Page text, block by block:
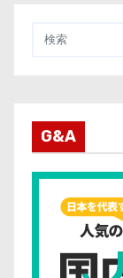
G&A